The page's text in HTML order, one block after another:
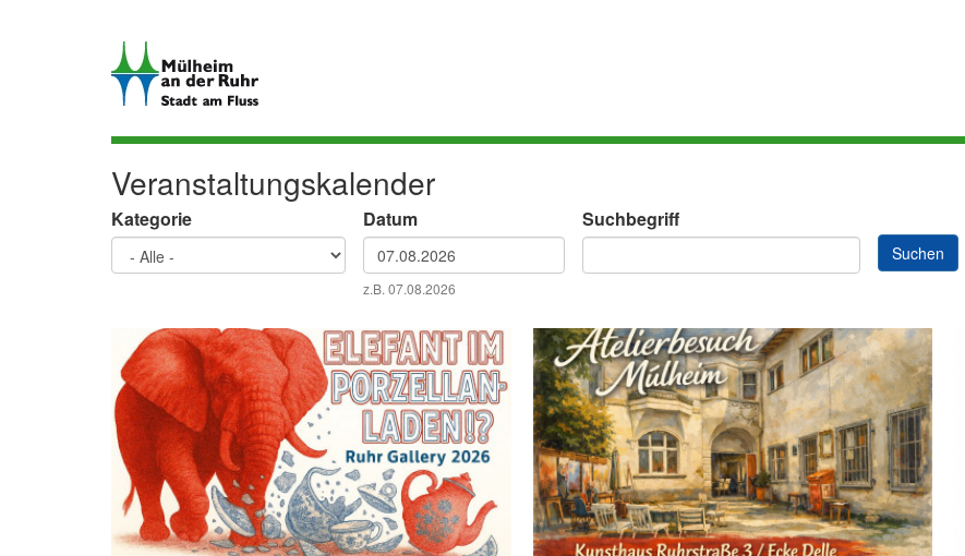
Veranstaltungskalender
Kategorie Datum
Datum
z.B. 07.08.2026
Suchbegriff
Suchen